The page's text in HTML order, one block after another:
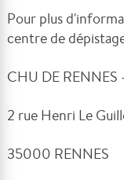
Pour plus
centre de
CHU DE
2 rue Henri Le
35000 RENNES